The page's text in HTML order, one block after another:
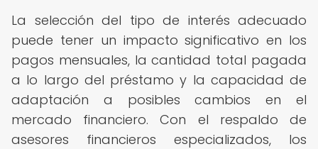
La selección del tipo de interés adecuado
puede tener un impacto significativo en los
pagos mensuales, la cantidad total pagada
a lo largo del préstamo y la capacidad de
adaptación a posibles cambios en el
mercado financiero. Con el respaldo de
asesores financieros especializados, los